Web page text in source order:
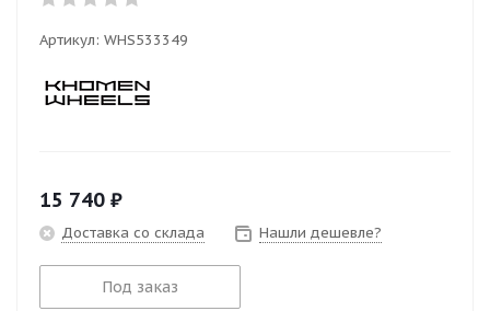
Артикул: WHS533349
15 740 ₽
Доставка со склада Нашли дешевле?
Под заказ